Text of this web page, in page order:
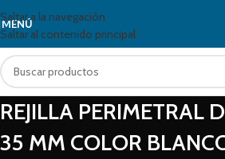
Saltar a la navegación
Saltar al contenido principal
MENÚ
REJILLA PERIMETRAL
35 MM COLOR